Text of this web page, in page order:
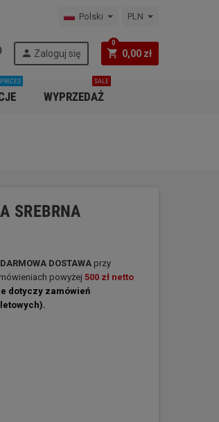
Polski PLN
person Zaloguj się shopping_cart 0,00 zł
0
WYPRZEDAŻ
SALE
SREBRNA
DARMOWA DOSTAWAprzy
powyżej 500 zł netto
dotyczy zamówień